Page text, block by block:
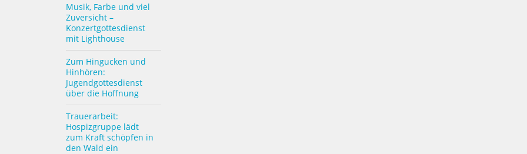
Musik, Farbe und viel
Zuversicht –
Konzertgottesdienst
mit Lighthouse
Zum Hingucken und
Hinhören:
Jugendgottesdienst
über die Hoffnung
Trauerarbeit:
Hospizgruppe lädt
zum Kraft schöpfen in
den Wald ein